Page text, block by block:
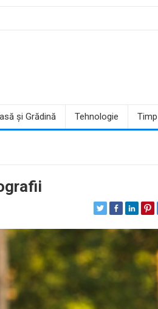
și Grădină Tehnologie